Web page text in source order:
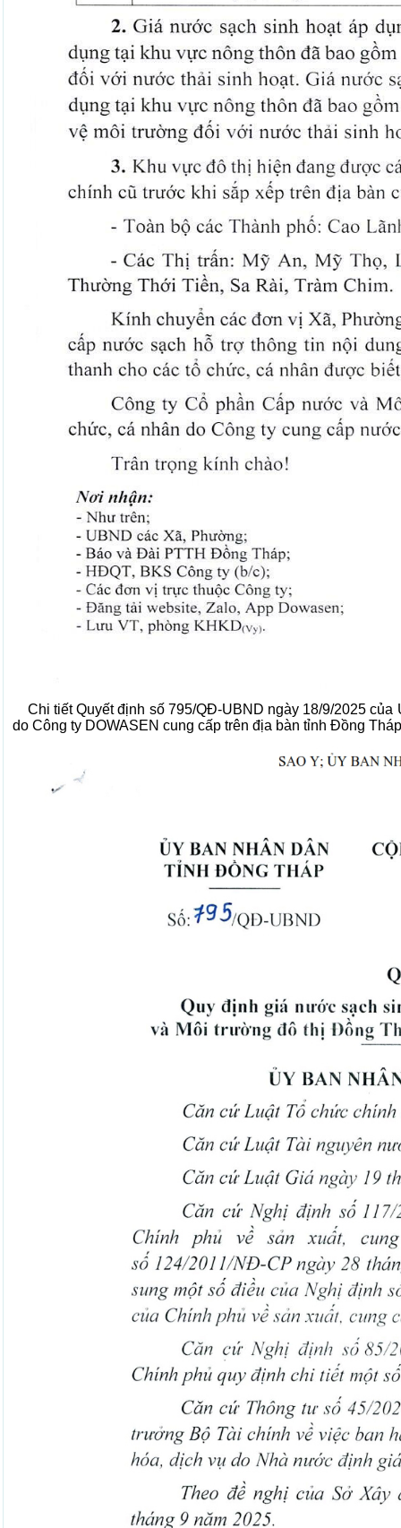
Chi tiết Quyết định số 795/QĐ-UBND ngày 18/9/2025
do Công ty DOWASEN cung cấp trên địa bàn tỉnh Đồng